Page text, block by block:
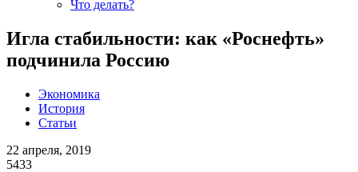
Что делать?
Игла стабильности: как «Роснефть»
подчинила Россию
Экономика
История
Статьи
22 апреля, 2019
5433